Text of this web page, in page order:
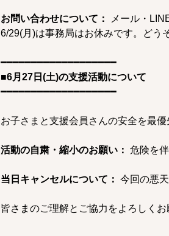
お問い合わせについて： メール・
6/29(月)は事務局はお休みです。どう
━━━━━━━━━━━━━━━━━━━
■6月27日(土)の支援活動について
━━━━━━━━━━━━━━━━━━━
お子さまと支援会員さんの安全を最
活動の自粛・縮小のお願い： 危険を
当日キャンセルについて： 今回の悪
皆さまのご理解とご協力をよろしくお